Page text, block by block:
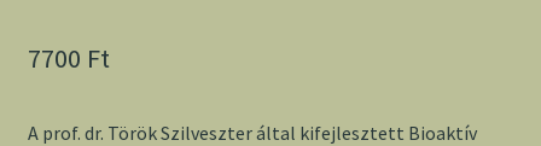
7700 Ft
A prof. dr. Török Szilveszter által kifejlesztett Bioaktív